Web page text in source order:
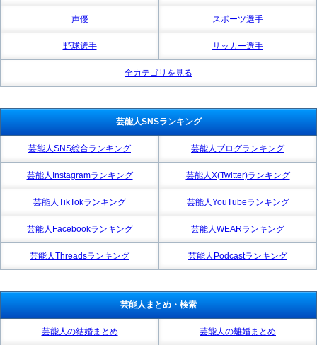
声優 スポーツ選手
野球選手 サッカー選手
全カテゴリを見る
芸能人SNSランキング
芸能人SNS総合ランキング 芸能人ブログランキング
芸能人Instagramランキング 芸能人X(Twitter)ランキング
芸能人TikTokランキング 芸能人YouTubeランキング
芸能人Facebookランキング 芸能人WEARランキング
芸能人Threadsランキング 芸能人Podcastランキング
芸能人まとめ・検索
芸能人の結婚まとめ 芸能人の離婚まとめ